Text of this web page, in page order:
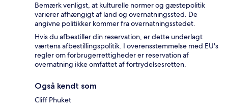
Bemærk venligst, at kulturelle normer og gæstepolitik
varierer afhængigt af land og overnatningssted. De
angivne politikker kommer fra overnatningsstedet.
Hvis du afbestiller din reservation, er dette underlagt
værtens afbestillingspolitik. I overensstemmelse med EU's
regler om forbrugerrettigheder er reservation af
overnatning ikke omfattet af fortrydelsesretten.
Også kendt som
Cliff Phuket